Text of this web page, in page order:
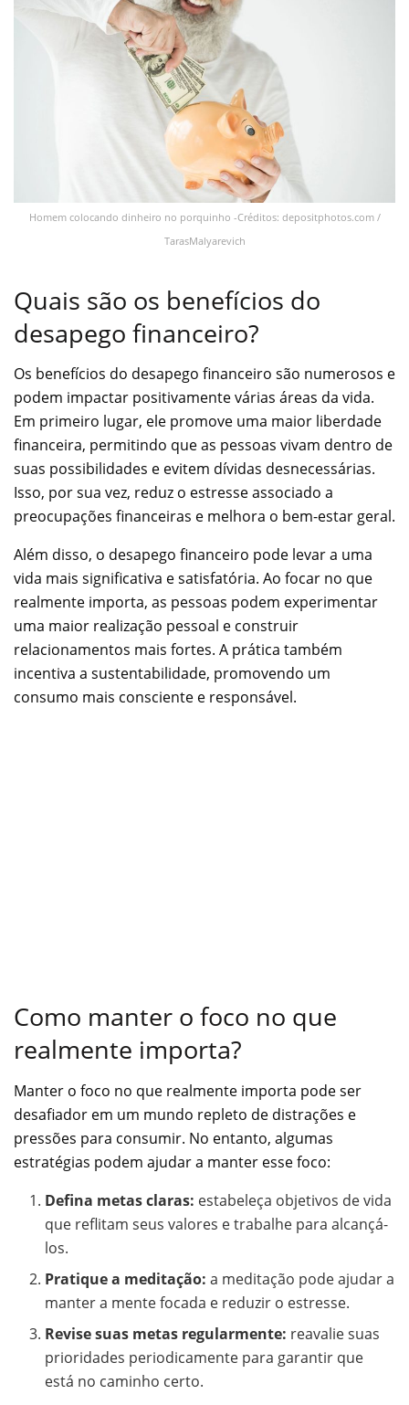
Homem colocando dinheiro no porquinho -Créditos: depositphotos.com /
TarasMalyarevich
Quais são os benefícios do
desapego financeiro?
Os benefícios do desapego financeiro são numerosos e
podem impactar positivamente várias áreas da vida.
Em primeiro lugar, ele promove uma maior liberdade
financeira, permitindo que as pessoas vivam dentro de
suas possibilidades e evitem dívidas desnecessárias.
Isso, por sua vez, reduz o estresse associado a
preocupações financeiras e melhora o bem-estar geral.
Além disso, o desapego financeiro pode levar a uma
vida mais significativa e satisfatória. Ao focar no que
realmente importa, as pessoas podem experimentar
uma maior realização pessoal e construir
relacionamentos mais fortes. A prática também
incentiva a sustentabilidade, promovendo um
consumo mais consciente e responsável.
Como manter o foco no que
realmente importa?
Manter o foco no que realmente importa pode ser
desafiador em um mundo repleto de distrações e
pressões para consumir. No entanto, algumas
estratégias podem ajudar a manter esse foco:
Defina metas claras: estabeleça objetivos de vida
que reflitam seus valores e trabalhe para alcançá-
los.
Pratique a meditação: a meditação pode ajudar a
manter a mente focada e reduzir o estresse.
Revise suas metas regularmente: reavalie suas
prioridades periodicamente para garantir que
está no caminho certo.